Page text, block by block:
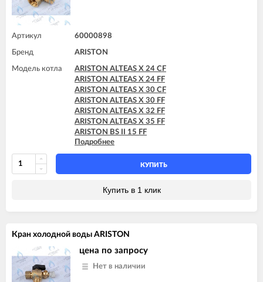
Артикул 60000898
Бренд ARISTON
Модель котла
ARISTON ALTEAS X 24 CF
ARISTON ALTEAS X 24 FF
ARISTON ALTEAS X 30 CF
ARISTON ALTEAS X 30 FF
ARISTON ALTEAS X 32 FF
ARISTON ALTEAS X 35 FF
ARISTON BS II 15 FF
ARISTON BS II 24 CF
ARISTON BS II 24 CF-EU
ARISTON BS II 24 FF
ARISTON CARES X 15 CF
ARISTON CARES X 18 FF
ARISTON CARES X SYSTEM 24 FF
ARISTON CLAS EVO 24 CF
ARISTON CLAS EVO 24 FF
Подробнее
КУПИТЬ
Купить в 1 клик
Кран холодной воды ARISTON
цена по запросу
Нет в наличии